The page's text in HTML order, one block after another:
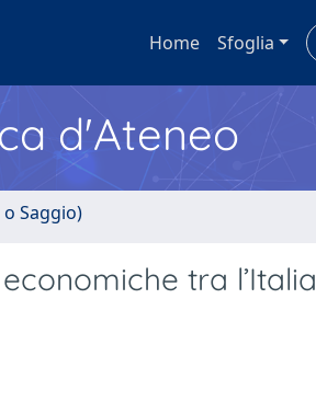
Home Sfoglia
d'Ateneo
Saggio)
tra l’Italia